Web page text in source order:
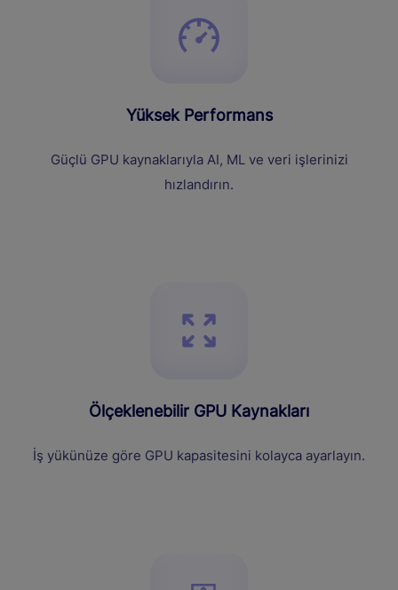
Yüksek Performans
Güçlü GPU kaynaklarıyla AI, ML ve veri işlerinizi
hızlandırın.
Ölçeklenebilir GPU Kaynakları
İş yükünüze göre GPU kapasitesini kolayca ayarlayın.